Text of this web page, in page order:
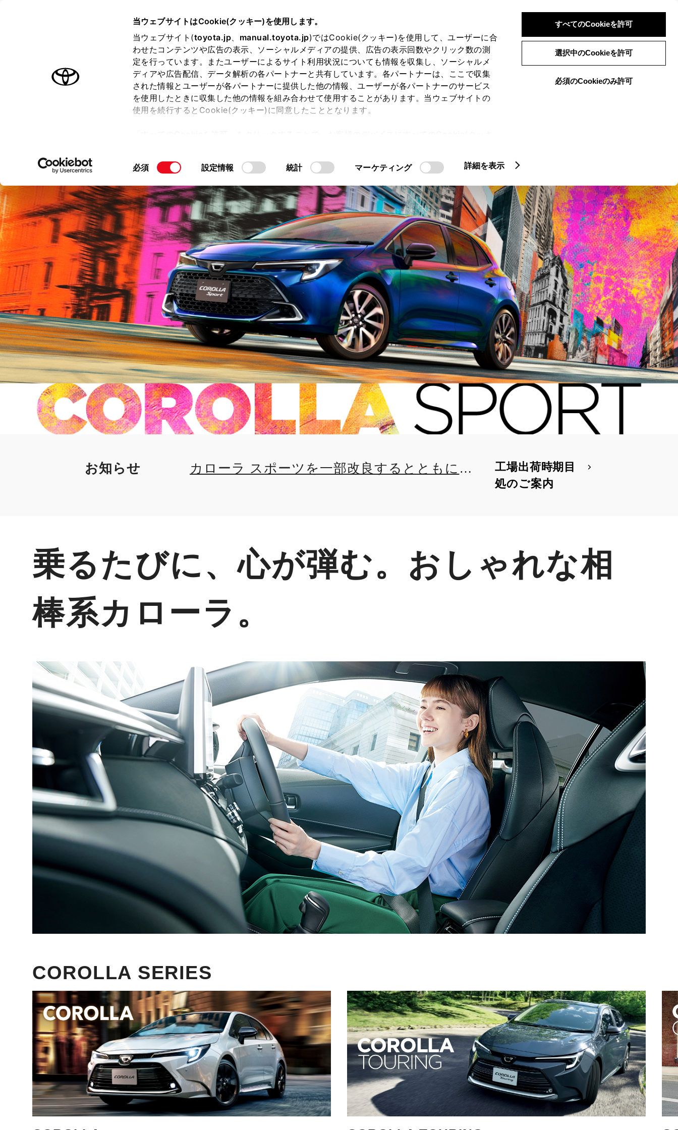
当ウェブサイトはCookie(クッキー)を使用します。
当ウェブサイト(toyota.jp、 manual.toyota.jp)ではCookie(クッキー)を使用して、ユーザーに合
わせたコンテンツや広告の表示、ソーシャルメディアの提供、広告の表示回数やクリック数の測
定を行っています。またユーザーによるサイト利用状況についても情報を収集し、ソーシャルメ
ディアや広告配信、データ解析の各パートナーと共有しています。各パートナーは、ここで収集
された情報とユーザーが各パートナーに提供した他の情報、ユーザーが各パートナーのサービス
を使用したときに収集した他の情報を組み合わせて使用することがあります。当ウェブサイトの
使用を続行するとCookie(クッキー)に同意したこととなります。
て」をご覧ください。
同
の
選
択
必須 設定情報 統計 マーケティング 詳細を表示
すべてのCookieを許可
選択中のCookieを許可
必須のCookieのみ許可
ログイン 検索 メニュー
オーナーサポート トピックス
カローラ スポーツ
お知らせ
カローラ スポーツを一部改良するとともに、
工場出荷時期目
処のご案内
乗るたびに、心が弾む。おしゃれな相
棒系カローラ。
COROLLA SERIES